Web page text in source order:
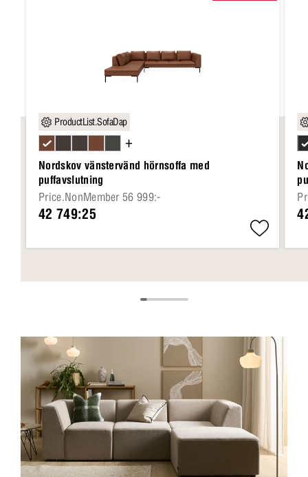
ProductList.SofaDap
Nordskov vänstervänd hörnsoffa med
puffavslutning
Price.NonMember 56 999:-
42 749:25
+